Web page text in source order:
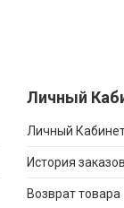
Личный
Личный
История заказов
Возврат товара